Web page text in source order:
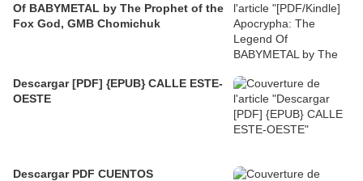
Of BABYMETAL by The Prophet of the
Fox God, GMB Chomichuk
Descargar [PDF] {EPUB} CALLE ESTE-
OESTE
Descargar PDF CUENTOS